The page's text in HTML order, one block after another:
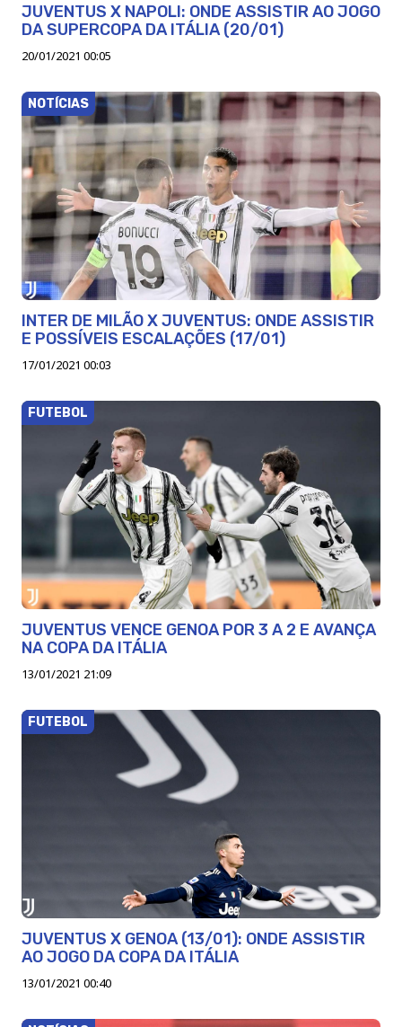
JUVENTUS X NAPOLI: ONDE ASSISTIR AO JOGO
DA SUPERCOPA DA ITÁLIA (20/01)
20/01/2021 00:05
NOTÍCIAS
INTER DE MILÃO X JUVENTUS: ONDE ASSISTIR
E POSSÍVEIS ESCALAÇÕES (17/01)
17/01/2021 00:03
FUTEBOL
JUVENTUS VENCE GENOA POR 3 A 2 E AVANÇA
NA COPA DA ITÁLIA
13/01/2021 21:09
FUTEBOL
JUVENTUS X GENOA (13/01): ONDE ASSISTIR
AO JOGO DA COPA DA ITÁLIA
13/01/2021 00:40